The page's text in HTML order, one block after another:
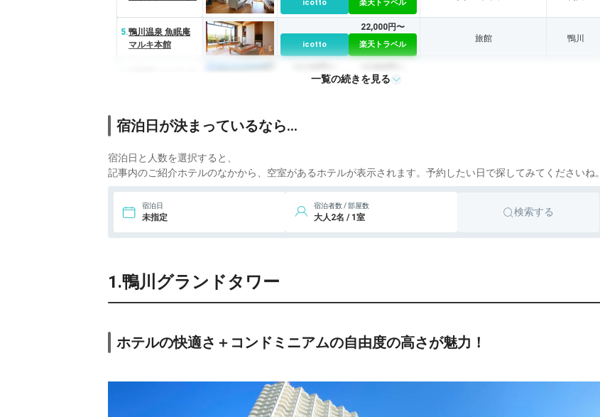
icotto 楽天トラベル
5.鴨川温泉 魚眠庵
マルキ本館
icotto
22,000円〜
楽天トラベル
旅館 鴨川
icotto 楽天トラベル
7.
レジーナリゾート
鴨川
一覧の続きを見る
宿泊日が決まっているなら…
宿泊日と人数を選択すると、
記事内のご紹介ホテルのなかから、空室があるホテルが表示されます。予約したい日で探してみてくださいね。
宿泊日
未指定
宿泊者数 / 部屋数
大人2名 / 1室 検索する
1.鴨川グランドタワー
ホテルの快適さ＋コンドミニアムの自由度の高さが魅力！